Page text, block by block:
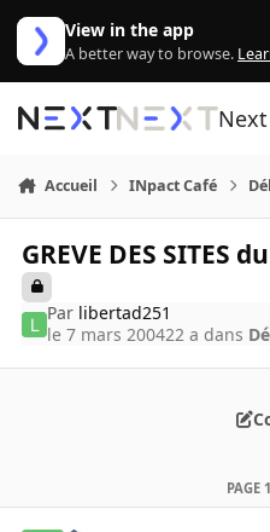
Aller au contenu
View in the app
A better way to browse.
Next
Accueil INpact Café
GREVE DES SITES
Par libertad251
le 7 mars 200422 a dans
PAGE